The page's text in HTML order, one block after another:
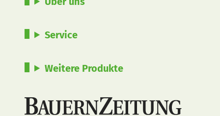
Service
Weitere Produkte